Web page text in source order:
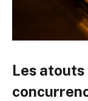
Les atouts